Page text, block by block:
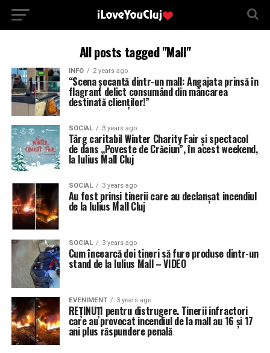
All posts tagged "Mall"
INFO 2 years ago
“Scena șocantă dintr-un mall: Angajata prinsă în
flagrant delict consumând din mâncarea
destinată clienților!”
SOCIAL 3 years ago
Târg caritabil Winter Charity Fair și spectacol
de dans „Poveste de Crăciun”, în acest weekend,
la Iulius Mall Cluj
SOCIAL 3 years ago
Au fost prinși tinerii care au declanșat incendiul
de la Iulius Mall Cluj
SOCIAL 3 years ago
Cum încearcă doi tineri să fure produse dintr-un
stand de la Iulius Mall – VIDEO
EVENIMENT 3 years ago
REȚINUȚI pentru distrugere. Tinerii infractori
care au provocat incendiul de la mall au 16 și 17
ani plus răspundere penală